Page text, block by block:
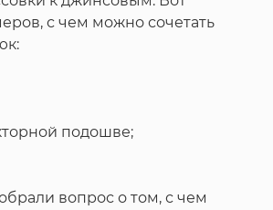
с чем можно сочетать
подошве;
вопрос о том, с чем